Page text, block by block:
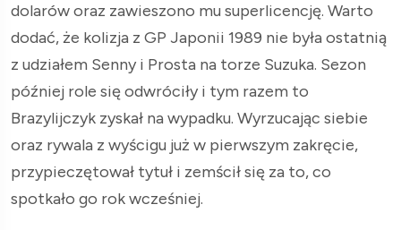
dolarów oraz zawieszono mu superlicencję. Warto
dodać, że kolizja z GP Japonii 1989 nie była ostatnią
z udziałem Senny i Prosta na torze Suzuka. Sezon
później role się odwróciły i tym razem to
Brazylijczyk zyskał na wypadku. Wyrzucając siebie
oraz rywala z wyścigu już w pierwszym zakręcie,
przypieczętował tytuł i zemścił się za to, co
spotkało go rok wcześniej.